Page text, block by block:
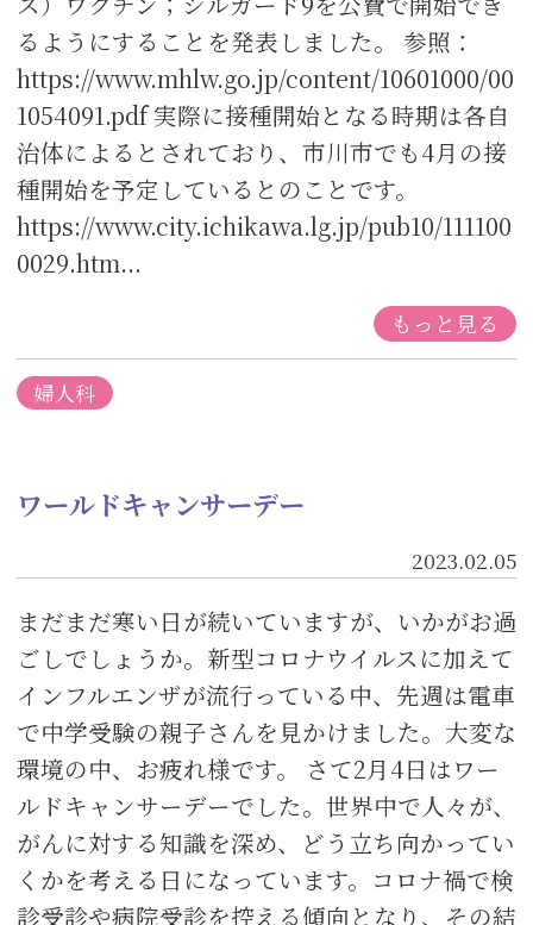
るようにすることを発表しました。 参照：
https://www.mhlw.go.jp/content/10601000/00
1054091.pdf 実際に接種開始となる時期は各自
治体によるとされており、市川市でも4月の接
種開始を予定しているとのことです。
https://www.city.ichikawa.lg.jp/pub10/111100
0029.htm...
もっと見る
婦人科
ワールドキャンサーデー
2023.02.05
まだまだ寒い日が続いていますが、いかがお過
ごしでしょうか。新型コロナウイルスに加えて
インフルエンザが流行っている中、先週は電車
で中学受験の親子さんを見かけました。大変な
環境の中、お疲れ様です。 さて2月4日はワー
ルドキャンサーデーでした。世界中で人々が、
がんに対する知識を深め、どう立ち向かってい
くかを考える日になっています。コロナ禍で検
診受診や病院受診を控える傾向となり、その結